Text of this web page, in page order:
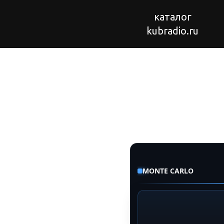
каталог
kubradio.ru
MONTE CARLO